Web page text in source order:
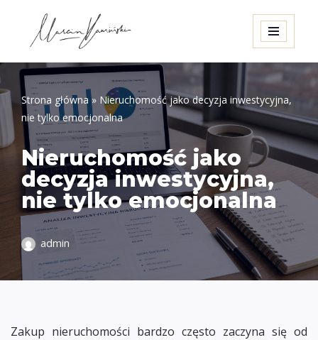
Przejdź
treści
Strona główna » Nieruchomość jako decyzja inwestycyjna,
nie tylko emocjonalna
Nieruchomość jako
decyzja inwestycyjna,
nie tylko emocjonalna
admin
Zakup nieruchomości bardzo często zaczyna się od